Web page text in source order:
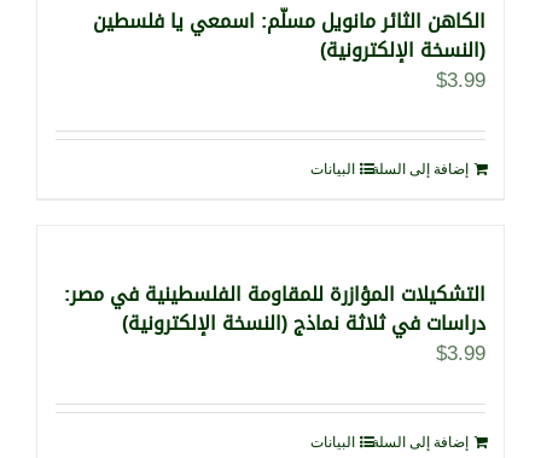
الكاهن الثائر مانويل مسلّم: اسمعي يا فلسطين
(النسخة الإلكترونية)
$3.99
إضافة إلى السلة البيانات
التشكيلات المؤازرة للمقاومة الفلسطينية في مصر:
دراسات في ثلاثة نماذج (النسخة الإلكترونية)
$3.99
إضافة إلى السلة البيانات